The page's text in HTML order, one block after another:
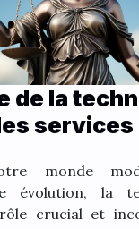
de la
services
monde
évolution, la
crucial et